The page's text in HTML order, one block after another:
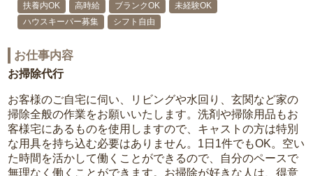
扶養内OK
高時給 ブランクOK
未経験OK
ハウスキーパー募集
シフト自由
お仕事内容
お掃除代行
お客様のご自宅に伺い、リビングや水回り、玄関など家の
掃除全般の作業をお願いいたします。洗剤や掃除用品もお
客様宅にあるものを使用しますので、キャストの方は特別
な用具を持ち込む必要はありません。1日1件でもOK。空い
た時間を活かして働くことができるので、自分のペースで
無理なく働くことができます。お掃除が好きな人は、得意